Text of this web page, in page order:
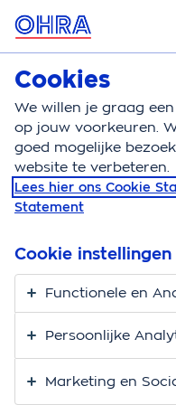
MENU
Doorlopende
Doorlopende
Dekking
onhandig genoeg. Je
reisverzekering is je
ons zelf je
hoe je bagage is
Cookies
We willen je graag
op jouw voorkeuren.
goed mogelijke
website te verbeteren.
Lees hier ons Cookie
Statement
Cookie instellingen
Functionele en
Persoonlijke
Marketing en